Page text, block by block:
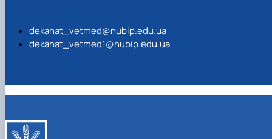
dekanat_vetmed@nubip.edu.ua
dekanat_vetmed1@nubip.edu.ua